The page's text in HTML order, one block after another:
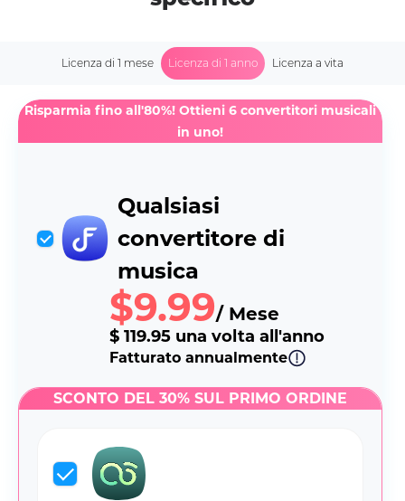
Licenza di 1 mese Licenza di 1 anno Licenza a vita
Risparmia fino all'80%! Ottieni 6 convertitori musicali
in uno!
Qualsiasi
convertitore di
musica
$9.99/ Mese
$ 119.95 una volta all'anno
Fatturato annualmente
SCONTO DEL 30% SUL PRIMO ORDINE